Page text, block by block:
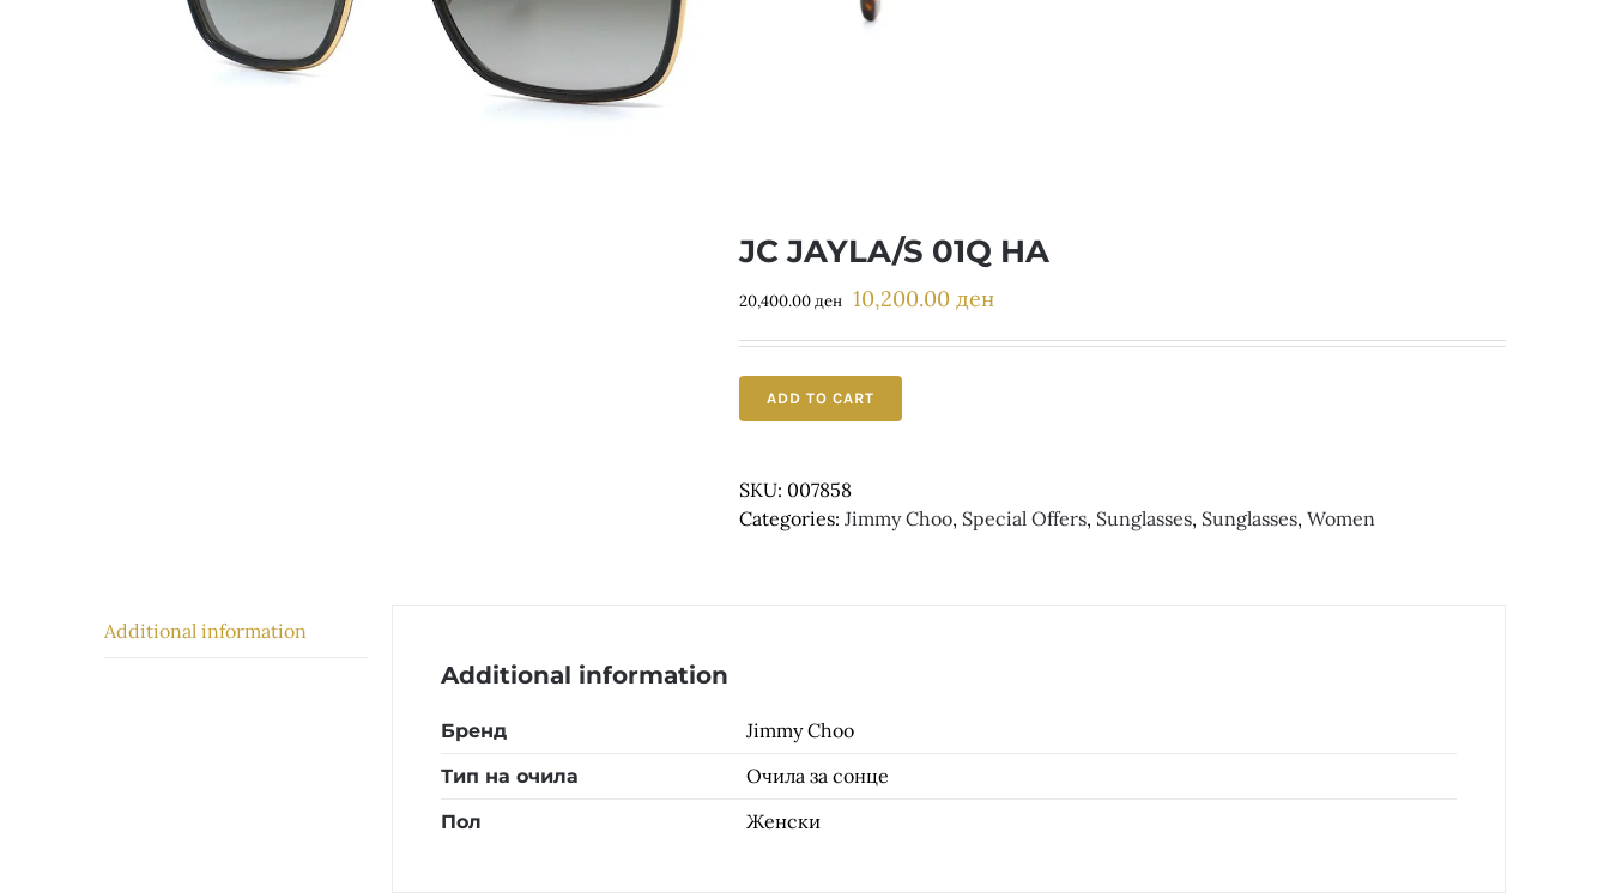
JC JAYLA/S 01Q HA
20,400.00ден Original
was:
20,400.00 ден.
10,200.00 денCurrent
is:
ADD TO CART
SKU: 007858
Categories: Jimmy Choo, Special Offers, Sunglasses, Sunglasses, Women
Additional information
Additional information
Бренд Jimmy Choo
Тип на очила Очила за сонце
Пол Женски